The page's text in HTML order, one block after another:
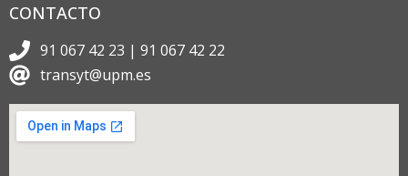
CONTACTO
91 067 42 23 | 91 067 42 22
transyt@upm.es